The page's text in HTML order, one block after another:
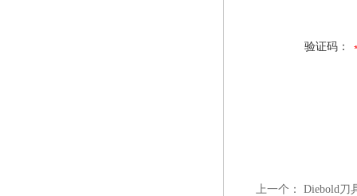
验证码：
上一个： Diebold刀